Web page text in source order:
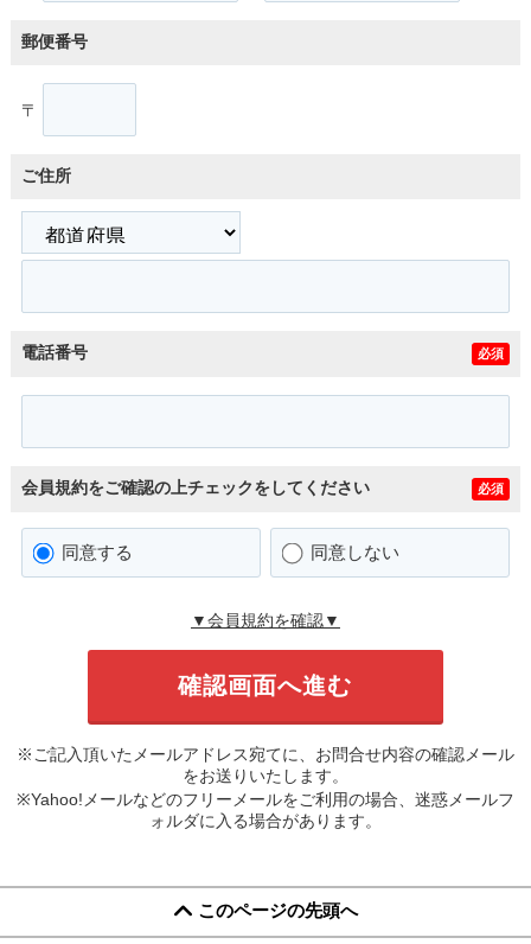
郵便番号
〒
ご住所
電話番号 必須
会員規約をご確認の上チェックをしてください 必須
同意する 同意しない
▼会員規約を確認▼
※ご記入頂いたメールアドレス宛てに、お問合せ内容の確認メール
をお送りいたします。
※Yahoo!メールなどのフリーメールをご利用の場合、迷惑メールフ
ォルダに入る場合があります。
このページの先頭へ